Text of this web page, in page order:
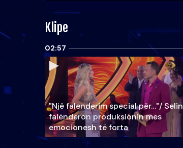
Klipe
02:57
"Një falenderim special për…"/ Selin
falënderon produksionin mes
emocionesh të forta